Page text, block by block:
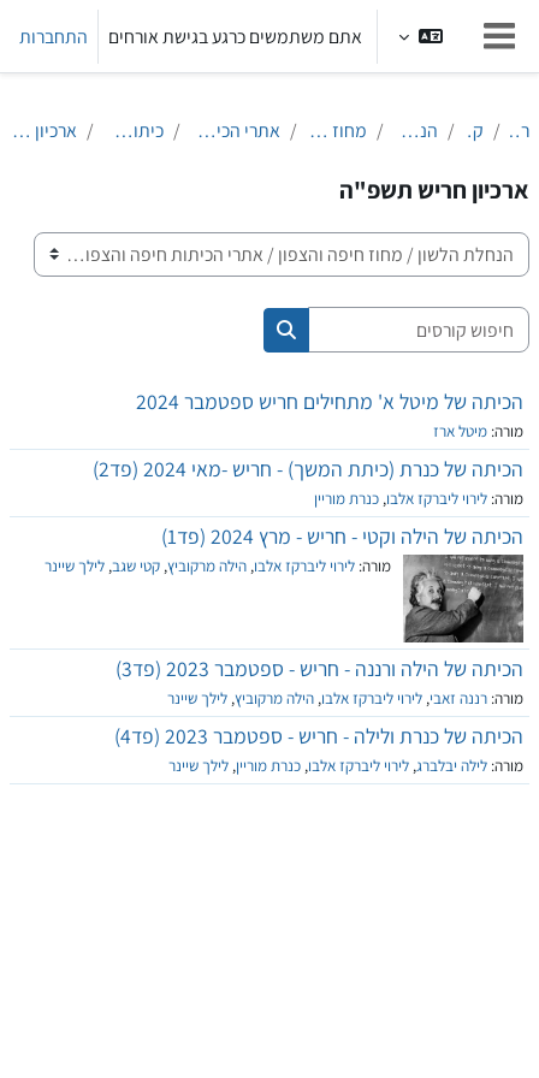
חלון סקירה צדדי
אתם משתמשים כרגע בגישת אורחים התחברות
ראשי קורסים הנחלת הלשון מחוז חיפה והצפון אתרי הכיתות חיפה והצפון כיתות אולפן חריש ארכיון חריש תשפ"ה
ארכיון חריש תשפ"ה
קטגוריות קורסים
חיפוש קורסים
חיפוש קורסים
הכיתה של מיטל א' מתחילים חריש ספטמבר 2024
מורה: מיטל ארז
הכיתה של כנרת (כיתת המשך) - חריש -מאי 2024 (פד2)
מורה: לירוי ליברקז אלבו, כנרת מוריין
הכיתה של הילה וקטי - חריש - מרץ 2024 (פד1)
מורה: לירוי ליברקז אלבו, הילה מרקוביץ, קטי שגב, לילך שיינר
הכיתה של הילה ורננה - חריש - ספטמבר 2023 (פד3)
מורה: רננה זאבי, לירוי ליברקז אלבו, הילה מרקוביץ, לילך שיינר
הכיתה של כנרת ולילה - חריש - ספטמבר 2023 (פד4)
מורה: לילה יבלברג, לירוי ליברקז אלבו, כנרת מוריין, לילך שיינר